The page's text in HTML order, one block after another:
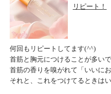
リピート！
何回もリピートしてます(^^)
首筋と胸元につけることが多いで
首筋の香りを嗅がれて「いいに
それと、これをつけてるときは